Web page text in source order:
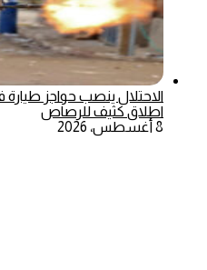
الاحتلال ينصب حواجز
اطلاق كثيف للرصاص
8 أغسطس، 2026